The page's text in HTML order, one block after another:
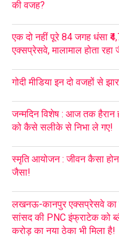
की वजह?
एक दो नहीं पूरे 84 जगह धंसा
एक्सप्रेसवे, मालामाल होता रहा
गोदी मीडिया इन दो वजहों से
जन्मदिन विशेष : आज तक हैरान
को कैसे सलीके से निभा ले गए!
स्मृति आयोजन : जीवन कैसा
जैसा!
लखनऊ-कानपुर एक्सप्रेसवे का
सांसद की PNC इंफ्राटेक को
करोड़ का नया ठेका भी मिला है!